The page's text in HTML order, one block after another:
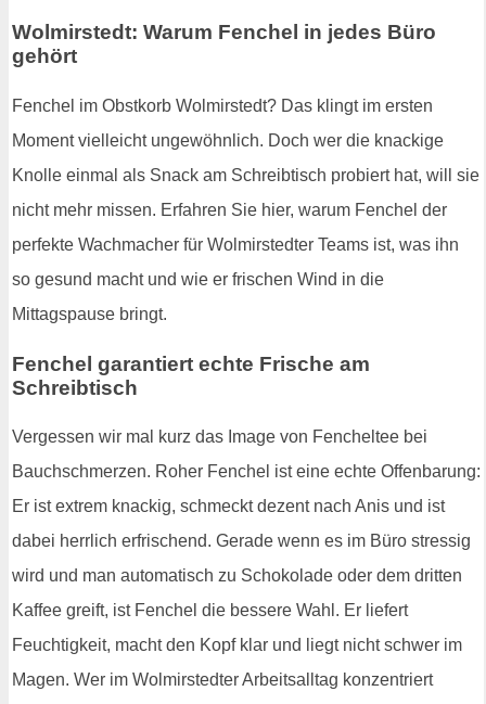
Wolmirstedt: Warum Fenchel in jedes Büro
gehört
Fenchel im Obstkorb Wolmirstedt? Das klingt im ersten
Moment vielleicht ungewöhnlich. Doch wer die knackige
Knolle einmal als Snack am Schreibtisch probiert hat, will sie
nicht mehr missen. Erfahren Sie hier, warum Fenchel der
perfekte Wachmacher für Wolmirstedter Teams ist, was ihn
so gesund macht und wie er frischen Wind in die
Mittagspause bringt.
Fenchel garantiert echte Frische am
Schreibtisch
Vergessen wir mal kurz das Image von Fencheltee bei
Bauchschmerzen. Roher Fenchel ist eine echte Offenbarung:
Er ist extrem knackig, schmeckt dezent nach Anis und ist
dabei herrlich erfrischend. Gerade wenn es im Büro stressig
wird und man automatisch zu Schokolade oder dem dritten
Kaffee greift, ist Fenchel die bessere Wahl. Er liefert
Feuchtigkeit, macht den Kopf klar und liegt nicht schwer im
Magen. Wer im Wolmirstedter Arbeitsalltag konzentriert